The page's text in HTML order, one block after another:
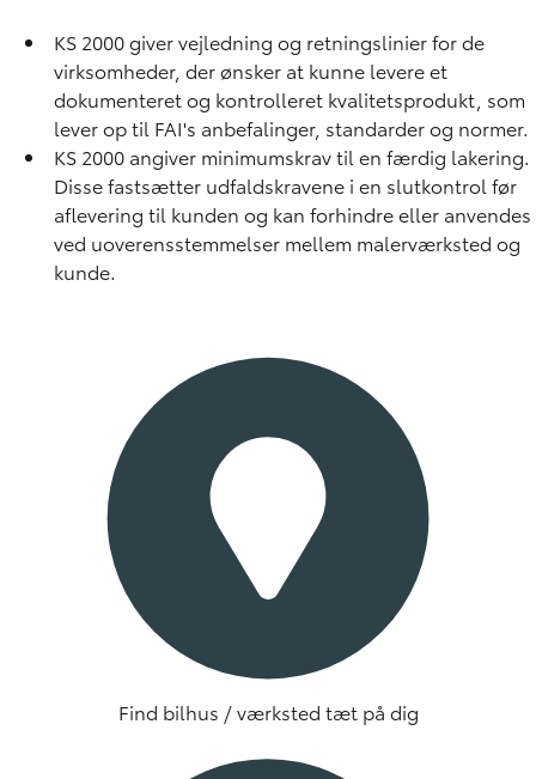
KS 2000 giver vejledning og retningslinier for de
virksomheder, der ønsker at kunne levere et
dokumenteret og kontrolleret kvalitetsprodukt, som
lever op til FAI's anbefalinger, standarder og normer.
KS 2000 angiver minimumskrav til en færdig lakering.
Disse fastsætter udfaldskravene i en slutkontrol før
aflevering til kunden og kan forhindre eller anvendes
ved uoverensstemmelser mellem malerværksted og
kunde.
Find bilhus / værksted tæt på dig